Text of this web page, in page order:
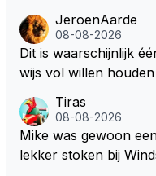
aatste tijd kriebelt bij
s een knappe auto
ie laatste paar
ton kan slopen. Hij
leen die shit-Red Bull
JeroenAarde
08-08-2026
Dit is waarschijnlijk
wijs vol willen houden
reurs gezegd! Dat het lichter, korter en smaller zou
moeten onderschrijf
zijn visie van het huidige
Tiras
08-08-2026
Mike was gewoon
lekker stoken bij